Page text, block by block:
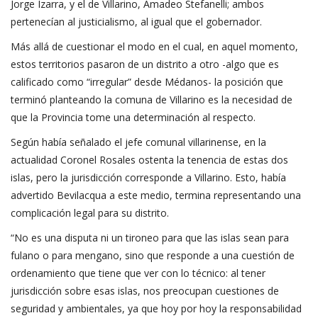
Jorge Izarra, y el de Villarino, Amadeo Stefanelli; ambos
pertenecían al justicialismo, al igual que el gobernador.
Más allá de cuestionar el modo en el cual, en aquel momento,
estos territorios pasaron de un distrito a otro -algo que es
calificado como “irregular” desde Médanos- la posición que
terminó planteando la comuna de Villarino es la necesidad de
que la Provincia tome una determinación al respecto.
Según había señalado el jefe comunal villarinense, en la
actualidad Coronel Rosales ostenta la tenencia de estas dos
islas, pero la jurisdicción corresponde a Villarino. Esto, había
advertido Bevilacqua a este medio, termina representando una
complicación legal para su distrito.
“No es una disputa ni un tironeo para que las islas sean para
fulano o para mengano, sino que responde a una cuestión de
ordenamiento que tiene que ver con lo técnico: al tener
jurisdicción sobre esas islas, nos preocupan cuestiones de
seguridad y ambientales, ya que hoy por hoy la responsabilidad